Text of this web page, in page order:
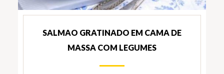
SALMAO GRATINADO EM CAMA DE
MASSA COM LEGUMES